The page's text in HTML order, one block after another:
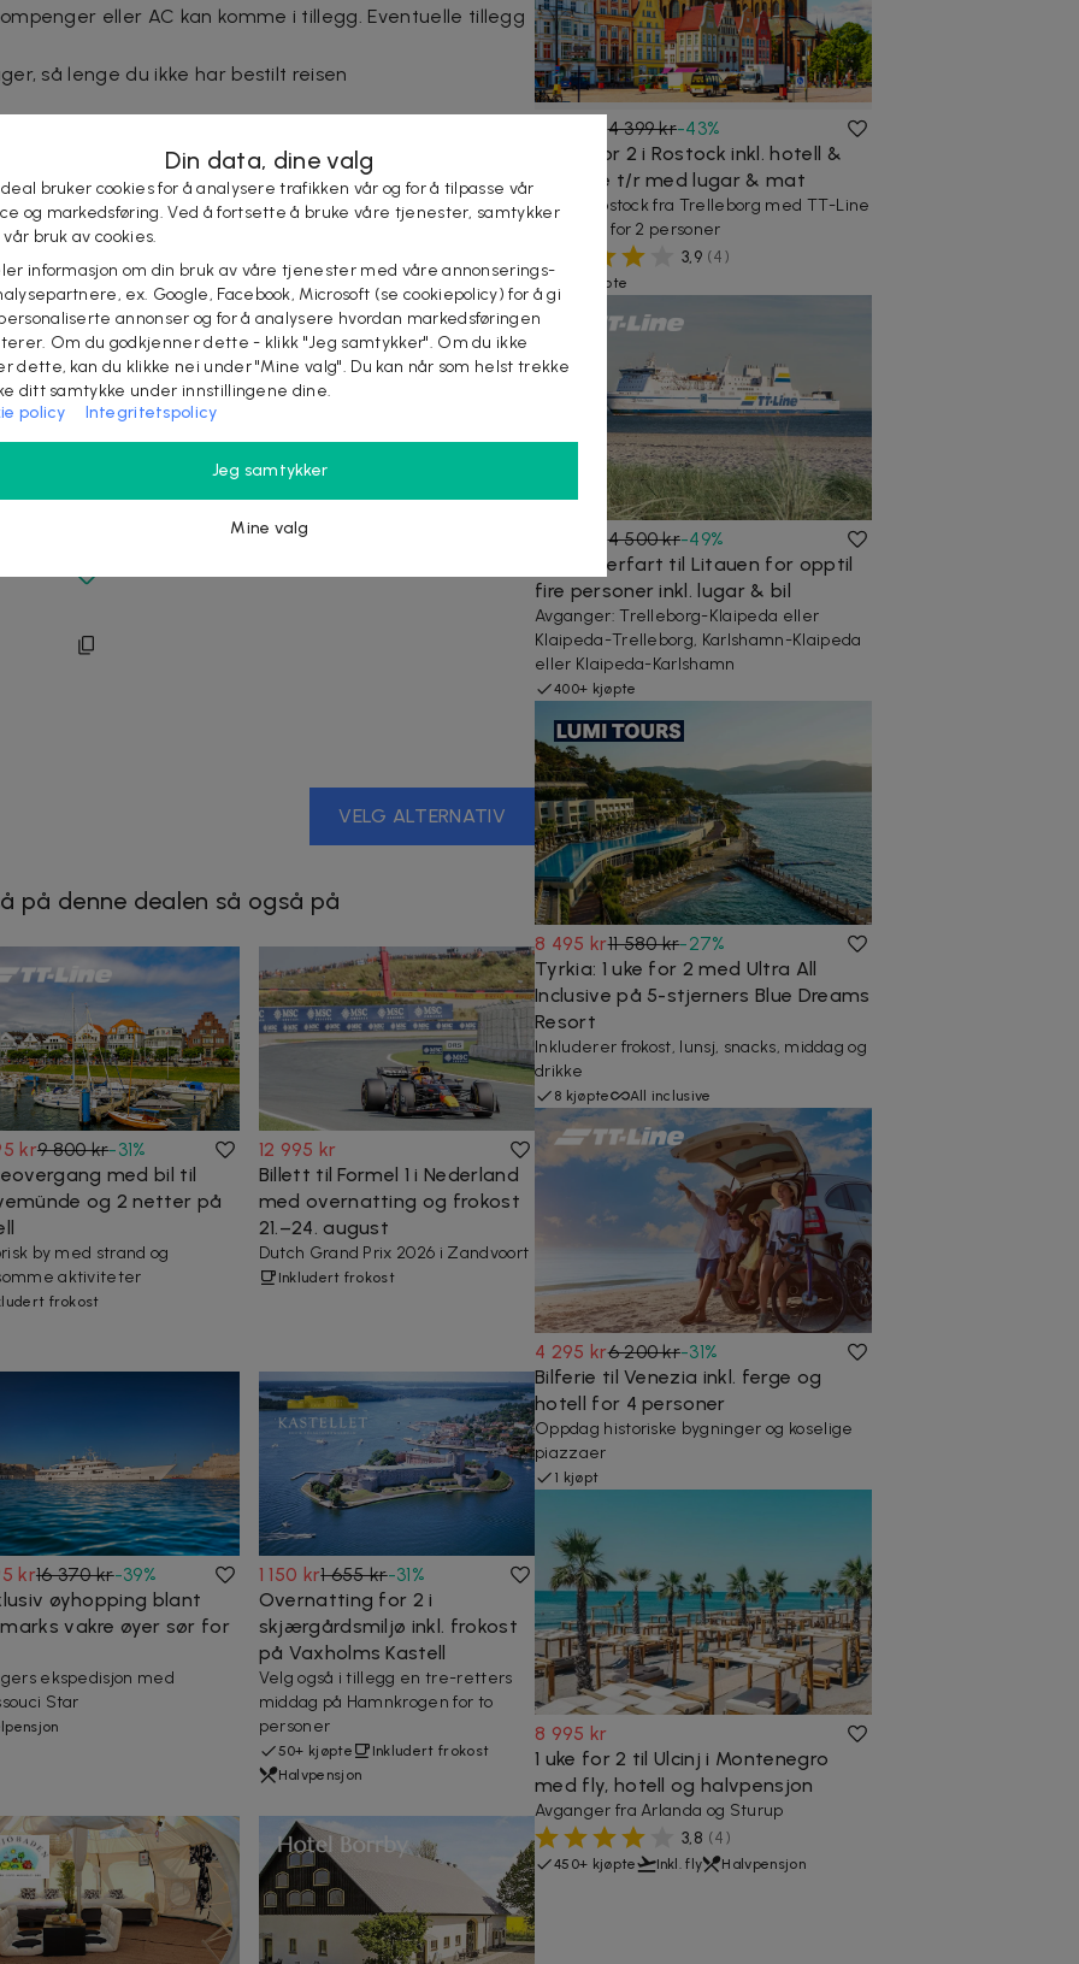
eller AC kan komme i tillegg. Eventuelle tillegg
så lenge du ikke har bestilt reisen
Travemünde og Rostock i Nord-Tyskland, Świnoujście i
TT-Lines moderne ferger. Pålitelighet, kvalitet,
til disse prinsippene tilbyr TT-Line en rask, miljøvennlig
hotell
VELG ALTERNATIV
på denne dealen så også på
kr9 800 kr-31%
med bil til
og 2 netter på
by med strand og
aktiviteter
frokost
12 995 kr
Billett til Formel 1 i Nederland
med overnatting og frokost
21.–24. august
Dutch Grand Prix 2026 i Zandvoort
Inkludert frokost
kr16 370 kr-39%
øyhopping blant
vakre øyer sør for
ekspedisjon med
Star
1 150 kr1 655 kr-31%
Overnatting for 2 i
skjærgårdsmiljø inkl. frokost
på Vaxholms Kastell
Velg også i tillegg en tre-retters
middag på Hamnkrogen for to
personer
50+ kjøpte
Inkludert frokost
Halvpensjon
2 495 kr4 399 kr-43%
1 natt for 2 i Rostock inkl. hotell &
båtreise t/r med lugar & mat
Reis til Rostock fra Trelleborg med TT-Line
- Gjelder for 2 personer
3,9 (4)
40+ kjøpte
2 295 kr4 500 kr-49%
Fergeoverfart til Litauen for opptil
fire personer inkl. lugar & bil
Avganger: Trelleborg-Klaipeda eller
Klaipeda-Trelleborg, Karlshamn-Klaipeda
eller Klaipeda-Karlshamn
400+ kjøpte
8 495 kr11 580 kr-27%
Tyrkia: 1 uke for 2 med Ultra All
Inclusive på 5-stjerners Blue Dreams
Resort
Inkluderer frokost, lunsj, snacks, middag og
drikke
8 kjøpte All inclusive
4 295 kr6 200 kr-31%
Bilferie til Venezia inkl. ferge og
hotell for 4 personer
Oppdag historiske bygninger og koselige
piazzaer
1 kjøpt
8 995 kr
1 uke for 2 til Ulcinj i Montenegro
med fly, hotell og halvpensjon
Avganger fra Arlanda og Sturup
3,8 (4)
450+ kjøpte Inkl. fly Halvpensjon
Din data, dine valg
bruker cookies for å analysere trafikken vår og for å tilpasse vår
og markedsføring. Ved å fortsette å bruke våre tjenester, samtykker
bruk av cookies.
informasjon om din bruk av våre tjenester med våre annonserings-
ex. Google, Facebook, Microsoft (se cookiepolicy) for å gi
annonser og for å analysere hvordan markedsføringen
Om du godkjenner dette - klikk "Jeg samtykker". Om du ikke
dette, kan du klikke nei under "Mine valg". Du kan når som helst trekke
ditt samtykke under innstillingene dine.
policy
Integritetspolicy
Jeg samtykker
Mine valg